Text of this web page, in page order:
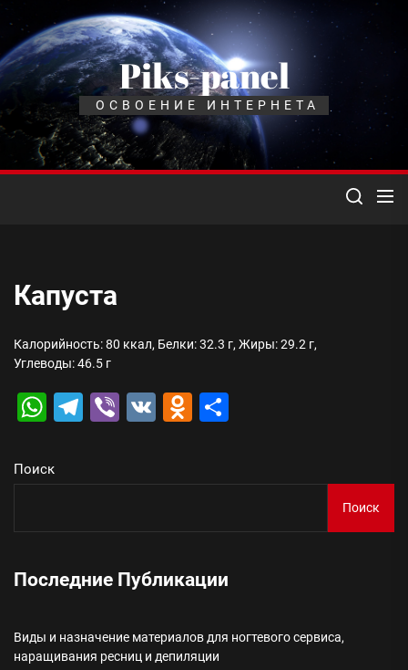
Перейти
содержимому
Piks-panel
ОСВОЕНИЕ ИНТЕРНЕТА
Капуста
Калорийность: 80 ккал, Белки: 32.3 г, Жиры: 29.2 г,
Углеводы: 46.5 г
WhatsApp
Telegram
Viber
VK Odnoklassniki
Поиск
Поиск
Последние Публикации
Виды и назначение материалов для ногтевого сервиса,
наращивания ресниц и депиляции